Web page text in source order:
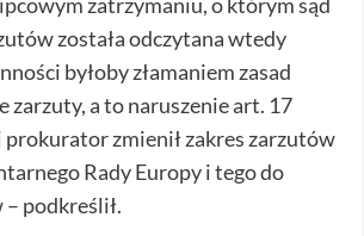
została odczytana wtedy
byłoby złamaniem zasad
zarzuty, a to naruszenie art. 17
prokurator zmienił zakres zarzutów
Rady Europy i tego do
podkreślił.